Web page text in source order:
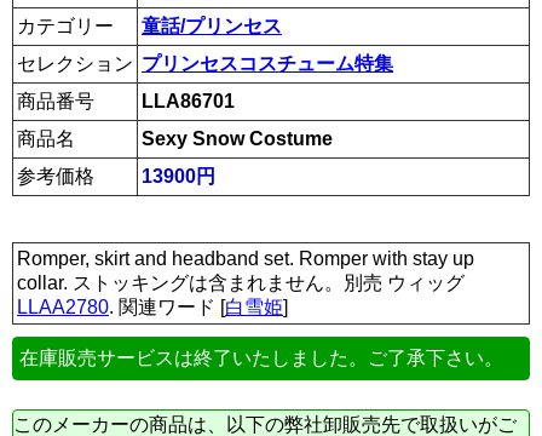
カテゴリー
童話/プリンセス
セレクション プリンセスコスチューム特集
商品番号
LLA86701
商品名
Sexy Snow Costume
参考価格
13900円
Romper, skirt and headband set. Romper with stay up
collar. ストッキングは含まれません。別売 ウィッグ
LLAA2780. 関連ワード [白雪姫]
在庫販売サービスは終了いたしました。ご了承下さい。
このメーカーの商品は、以下の弊社卸販売先で取扱いがご